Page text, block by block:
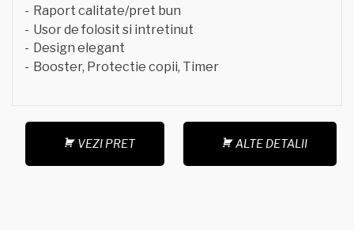
Raport calitate/pret bun
Usor de folosit si intretinut
Design elegant
Booster, Protectie copii, Timer
VEZI PRET ALTE DETALII